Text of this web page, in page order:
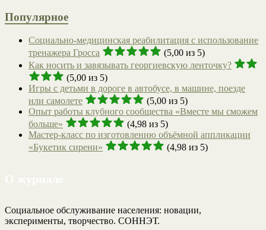
Популярное
Социально-медицинская реабилитация с использование
тренажера Гросса
(5,00 из 5)
Как носить и завязывать георгиевскую ленточку?
(5,00 из 5)
Игры с детьми в дороге в автобусе, в машине, поезде
или самолете
(5,00 из 5)
Опыт работы клубного сообщества «Вместе мы сможем
больше»
(4,98 из 5)
Мастер-класс по изготовлению объёмной аппликации
«Букетик сирени»
(4,98 из 5)
Социальное обслуживание населения: новации,
эксперименты, творчество. СОННЭТ.